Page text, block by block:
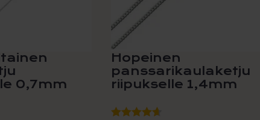
0,7mm
Hopeinen
panssarikaulaketju
riipukselle 1,4mm
tuotteen
sivulla.